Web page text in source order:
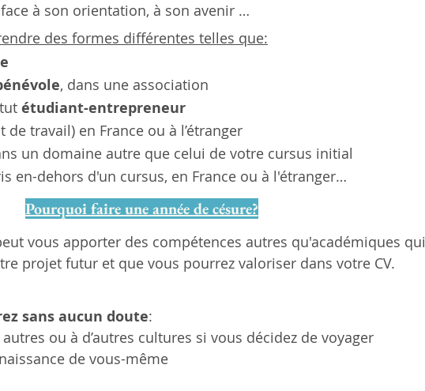
face à son orientation, à son avenir …
des formes différentes telles que:
, dans une association
étudiant-entrepreneur
de travail) en France ou à l’étranger
un domaine autre que celui de votre cursus initial
en-dehors d'un cursus, en France ou à l'étranger…
Pourquoi faire une année de césure?
vous apporter des compétences autres qu'académiques qui
projet futur et que vous pourrez valoriser dans votre CV.
sans aucun doute:
ou à d’autres cultures si vous décidez de voyager
de vous-même